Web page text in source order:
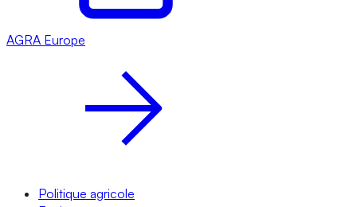
AGRA Europe
Politique agricole